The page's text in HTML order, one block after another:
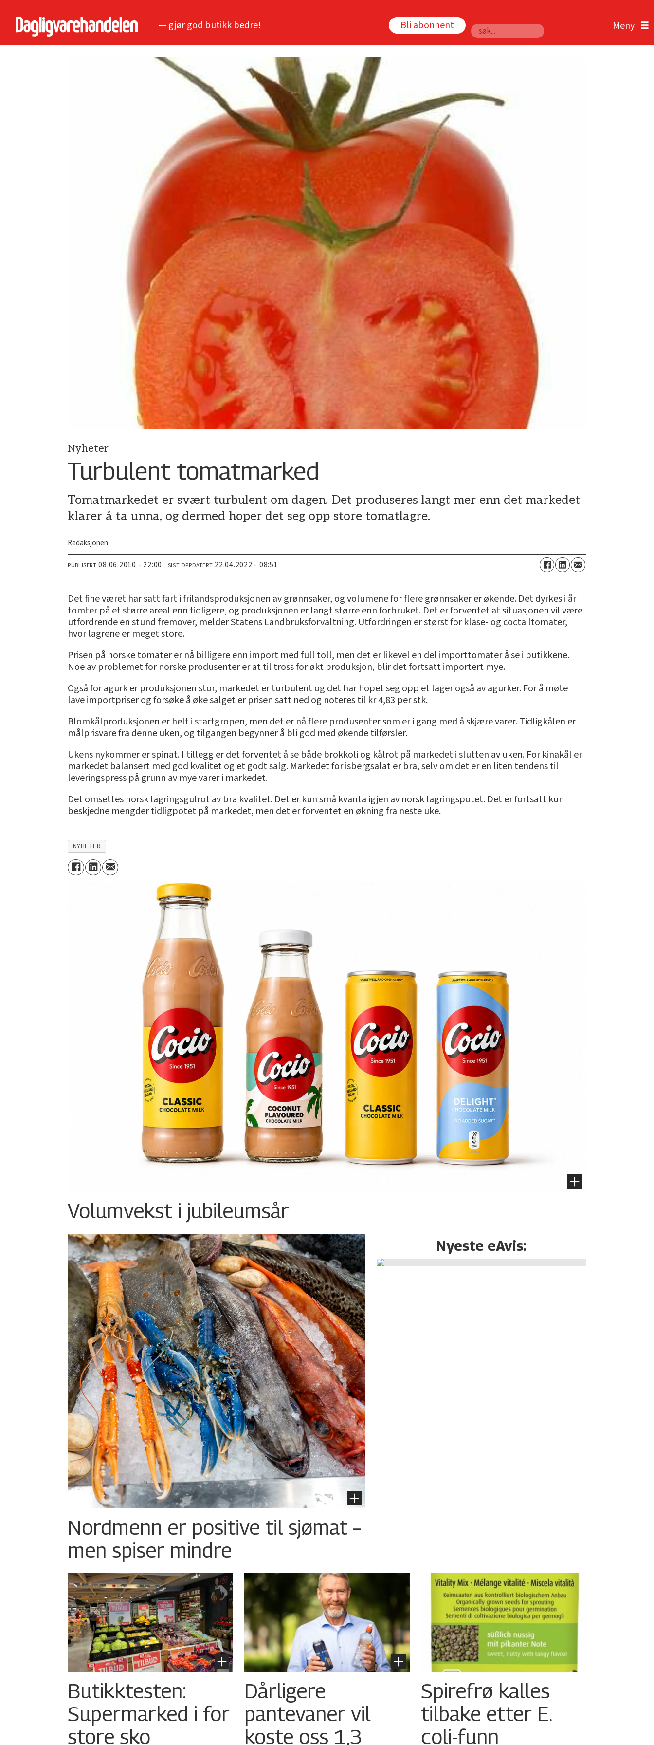
— gjør god butikk bedre! Bli abonnent
Søk
Nyheter
Turbulent tomatmarked
Tomatmarkedet er svært turbulent om dagen. Det produseres langt mer enn det markedet
klarer å ta unna, og dermed hoper det seg opp store tomatlagre.
Redaksjonen
PUBLISERT 08.06.2010 - 22:00 SIST OPPDATERT 22.04.2022 - 08:51
Det fine været har satt fart i frilandsproduksjonen av grønnsaker, og volumene for flere grønnsaker er økende. Det dyrkes i år
tomter på et større areal enn tidligere, og produksjonen er langt større enn forbruket. Det er forventet at situasjonen vil være
utfordrende en stund fremover, melder Statens Landbruksforvaltning. Utfordringen er størst for klase- og coctailtomater,
hvor lagrene er meget store.
Prisen på norske tomater er nå billigere enn import med full toll, men det er likevel en del importtomater å se i butikkene.
Noe av problemet for norske produsenter er at til tross for økt produksjon, blir det fortsatt importert mye.
Også for agurk er produksjonen stor, markedet er turbulent og det har hopet seg opp et lager også av agurker. For å møte
lave importpriser og forsøke å øke salget er prisen satt ned og noteres til kr 4,83 per stk.
Blomkålproduksjonen er helt i startgropen, men det er nå flere produsenter som er i gang med å skjære varer. Tidligkålen er
målprisvare fra denne uken, og tilgangen begynner å bli god med økende tilførsler.
Ukens nykommer er spinat. I tillegg er det forventet å se både brokkoli og kålrot på markedet i slutten av uken. For kinakål er
markedet balansert med god kvalitet og et godt salg. Markedet for isbergsalat er bra, selv om det er en liten tendens til
leveringspress på grunn av mye varer i markedet.
Det omsettes norsk lagringsgulrot av bra kvalitet. Det er kun små kvanta igjen av norsk lagringspotet. Det er fortsatt kun
beskjedne mengder tidligpotet på markedet, men det er forventet en økning fra neste uke.
NYHETER
Volumvekst i jubileumsår
Nordmenn er positive til sjømat –
men spiser mindre
Nyeste eAvis:
Butikktesten:
Supermarked i for
store sko
Dårligere
pantevaner vil
koste oss 1,3
Spirefrø kalles
tilbake etter E.
coli-funn